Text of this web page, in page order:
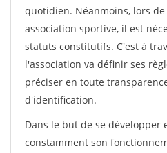
quotidien. Néanmoins, lors
association sportive, il est
statuts constitutifs. C'est à
l'association va définir ses
préciser en toute
d'identification.
Dans le but de se développer
constamment son